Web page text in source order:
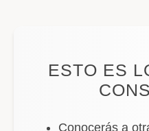
ESTO ES
Conocerás a